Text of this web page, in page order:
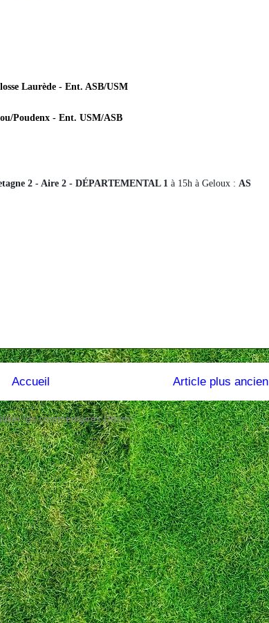
Laurède - Ent. ASB/USM
Poudenx - Ent. USM/ASB
2 - Aire 2 - DÉPARTEMENTAL 1 à 15h à Geloux : AS
Article plus ancien
Accueil
les commentaires (Atom)